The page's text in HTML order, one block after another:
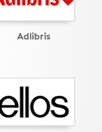
Adlibris